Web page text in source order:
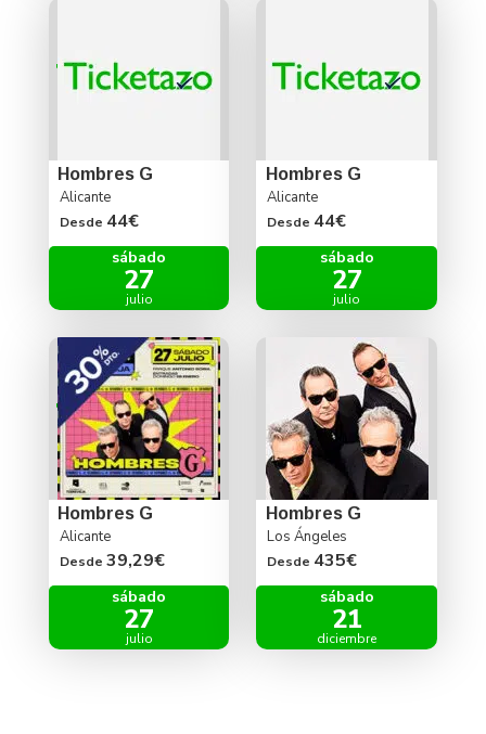
Hombres G
Alicante
Desde 44€
sábado
27
julio
Hombres G
Alicante
Desde 44€
sábado
27
julio
Hombres G
Alicante
Desde 39,29€
sábado
27
julio
Hombres G
Los Ángeles
Desde 435€
sábado
21
diciembre